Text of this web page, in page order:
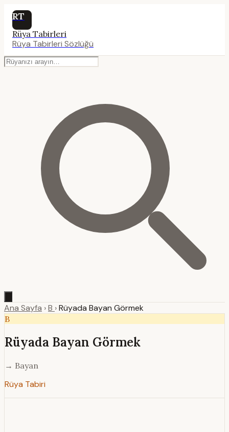
RT
Rüya Tabirleri
Rüya Tabirleri Sözlüğü
Ana Sayfa ›B ›Rüyada Bayan Görmek
B
Rüyada Bayan Görmek
→ Bayan
Rüya Tabiri